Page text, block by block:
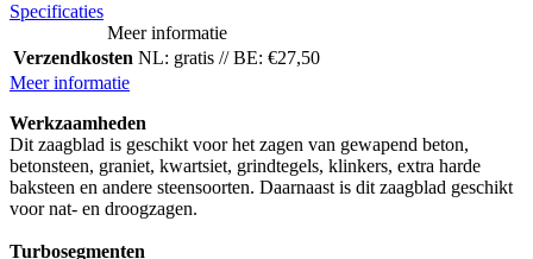
Specificaties
Meer informatie
Verzendkosten NL: gratis // BE: €27,50
Meer informatie
Werkzaamheden
Dit zaagblad is geschikt voor het zagen van gewapend beton,
betonsteen, graniet, kwartsiet, grindtegels, klinkers, extra harde
baksteen en andere steensoorten. Daarnaast is dit zaagblad geschikt
voor nat- en droogzagen.
Turbosegmenten